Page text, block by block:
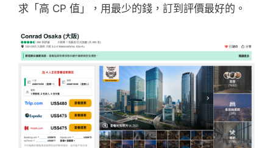
求「高 CP 值」，用最少的錢，訂到評價最好的。